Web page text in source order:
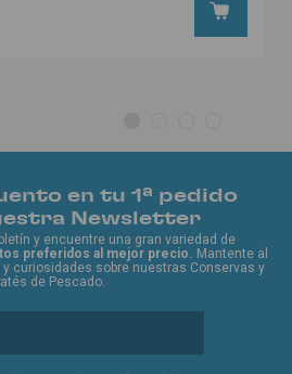
en tu 1ª pedido
Newsletter
y encuentre una gran variedad de
preferidos al mejor precio. Mantente al
curiosidades sobre nuestras Conservas y
de Pescado.